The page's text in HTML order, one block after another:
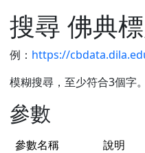
搜尋 佛典
例： https://
模糊搜尋，至少符合3個字
參數
參數名稱
說明